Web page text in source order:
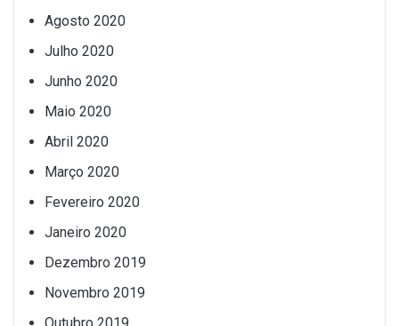
Agosto 2020
Julho 2020
Junho 2020
Maio 2020
Abril 2020
Março 2020
Fevereiro 2020
Janeiro 2020
Dezembro 2019
Novembro 2019